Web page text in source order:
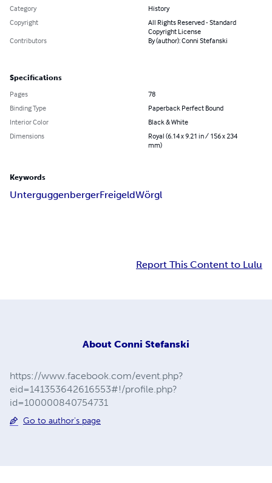
Category
History
Copyright
All Rights Reserved - Standard
Copyright License
Contributors
By (author): Conni Stefanski
Specifications
Pages
78
Binding Type
Paperback Perfect Bound
Interior Color
Black & White
Dimensions
Royal (6.14 x 9.21 in / 156 x 234
mm)
Keywords
UnterguggenbergerFreigeldWörgl
Report This Content to Lulu
About Conni Stefanski
https://www.facebook.com/event.php?
eid=141353642616553#!/profile.php?
id=100000840754731
Go to author's page